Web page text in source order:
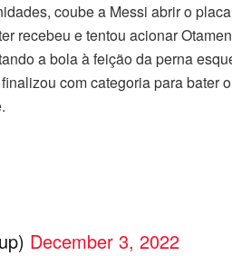
coube a Messi abrir o
recebeu e tentou acionar
a bola à feição da perna
com categoria para bater
December 3, 2022